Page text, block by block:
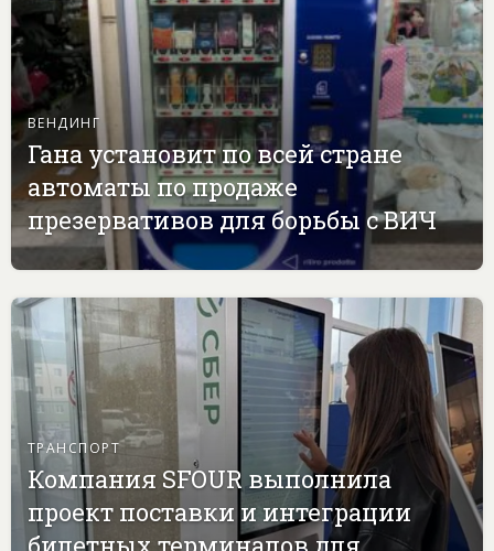
ВЕНДИНГ
Гана установит по всей стране
автоматы по продаже
презервативов для борьбы с ВИЧ
ТРАНСПОРТ
Компания SFOUR выполнила
проект поставки и интеграции